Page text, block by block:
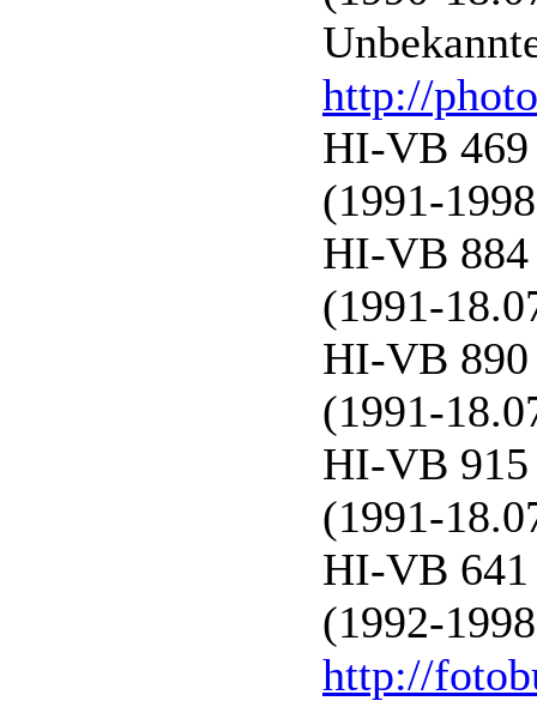
http://
HI-VB 469
(1991-
HI-VB 884
(1991-
HI-VB 890
(1991-
HI-VB 915
(1991-
HI-VB 641
(1992-
http://